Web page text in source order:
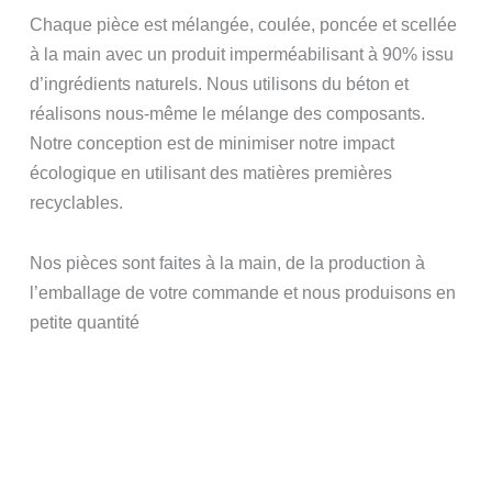
Chaque pièce est mélangée, coulée, poncée et scellée
à la main avec un produit imperméabilisant à 90% issu
d’ingrédients naturels. Nous utilisons du béton et
réalisons nous-même le mélange des composants.
Notre conception est de minimiser notre impact
écologique en utilisant des matières premières
recyclables.
Nos pièces sont faites à la main, de la production à
l’emballage de votre commande et nous produisons en
petite quantité